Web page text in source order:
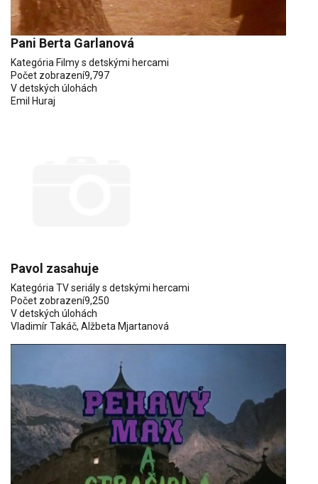
Pani Berta Garlanová
Kategória Filmy s detskými hercami
Počet zobrazení9,797
V detských úlohách
Emil Huraj
Pavol zasahuje
Kategória TV seriály s detskými hercami
Počet zobrazení9,250
V detských úlohách
Vladimír Takáč, Alžbeta Mjartanová